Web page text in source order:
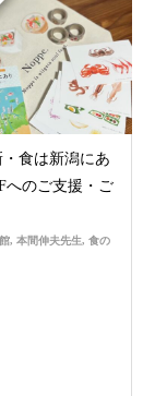
食は新潟にあ
へのご支援・ご
, 本間伸夫先生, 食の